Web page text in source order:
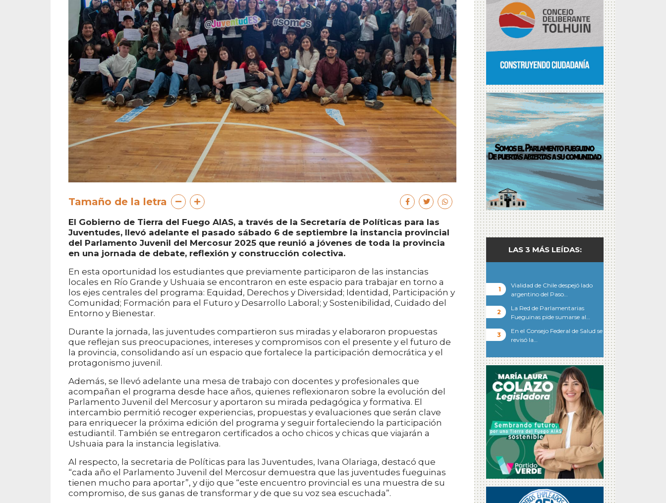
Tamaño de la letra
El Gobierno de Tierra del Fuego AIAS, a través de la Secretaría de Políticas para las
Juventudes, llevó adelante el pasado sábado 6 de septiembre la instancia provincial
del Parlamento Juvenil del Mercosur 2025 que reunió a jóvenes de toda la provincia
en una jornada de debate, reflexión y construcción colectiva.
En esta oportunidad los estudiantes que previamente participaron de las instancias
locales en Río Grande y Ushuaia se encontraron en este espacio para trabajar en torno a
los ejes centrales del programa: Equidad, Derechos y Diversidad; Identidad, Participación y
Comunidad; Formación para el Futuro y Desarrollo Laboral; y Sostenibilidad, Cuidado del
Entorno y Bienestar.
Durante la jornada, las juventudes compartieron sus miradas y elaboraron propuestas
que reflejan sus preocupaciones, intereses y compromisos con el presente y el futuro de
la provincia, consolidando así un espacio que fortalece la participación democrática y el
protagonismo juvenil.
Además, se llevó adelante una mesa de trabajo con docentes y profesionales que
acompañan el programa desde hace años, quienes reflexionaron sobre la evolución del
Parlamento Juvenil del Mercosur y aportaron su mirada pedagógica y formativa. El
intercambio permitió recoger experiencias, propuestas y evaluaciones que serán clave
para enriquecer la próxima edición del programa y seguir fortaleciendo la participación
estudiantil. También se entregaron certificados a ocho chicos y chicas que viajarán a
Ushuaia para la instancia legislativa.
Al respecto, la secretaria de Políticas para las Juventudes, Ivana Olariaga, destacó que
“cada año el Parlamento Juvenil del Mercosur demuestra que las juventudes fueguinas
tienen mucho para aportar”, y dijo que “este encuentro provincial es una muestra de su
compromiso, de sus ganas de transformar y de que su voz sea escuchada”.
LAS 3 MÁS LEÍDAS:
Vialidad de Chile despejó lado
argentino del Paso…
La Red de Parlamentarias
Fueguinas pide sumarse al…
En el Consejo Federal de Salud se
revisó la…